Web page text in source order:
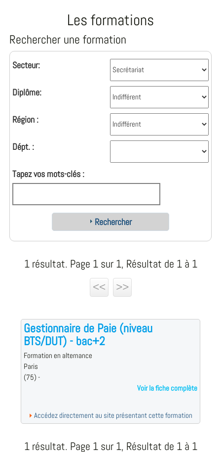
Les formations
Rechercher une formation
Secteur:
Diplôme:
Région :
Dépt. :
Tapez vos mots-clés :
Rechercher
1 résultat. Page 1 sur 1, Résultat de 1 à 1
<<
>>
Gestionnaire de Paie (niveau
BTS/DUT) - bac+2
Formation en alternance
Paris
(75) -
Voir la fiche complète
Accédez directement au site présentant cette formation
1 résultat. Page 1 sur 1, Résultat de 1 à 1